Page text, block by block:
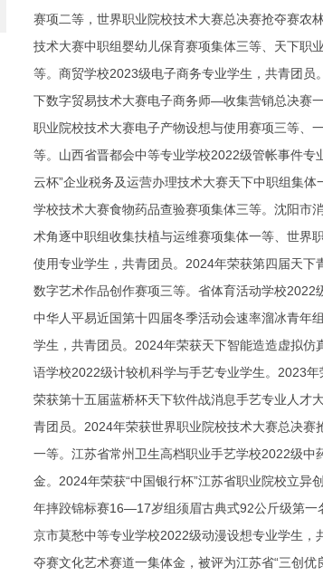
赛项二等，世界职业院校技术大赛总决赛抢夺赛农
技术大赛中职组婴幼儿保育赛项集体三等、天下职
等。商贸学校2023级电子商务专业学生，共青团员
下数字贸易技术大赛电子商务师—收集营销总决赛
职业院校技术大赛电子产物设想与使用赛项三等
等。山西省晋都会中等专业学校2022级管帐事件专
云杯”企业税务及运营办理技术大赛天下中职组集
学校技术大赛食物药品查验赛项集体三等。沈阳市
术角逐中职组收集扶植与运维赛项集体一等、世界
使用专业学生，共青团员。2024年荣获第四届天
数字艺术作品创作赛项三等。省体育活动学校
中华人平易近国第十四届冬季活动会速率溜冰青年
学生，共青团员。2024年荣获天下智能造造虚拟
语学校2022级计较机科学与手艺专业学生。2023
荣获第十五届蓝桥杯天下软件战消息手艺专业人才
青团员。2024年荣获世界职业院校技术大赛总决
一等。江苏省常州卫生高档职业手艺学校2022级中
金。2024年荣获“中国银行杯”江苏省职业院校立
年摔跤锦标赛16—17岁组须眉古典式92公斤级第一
京市莫愁中等专业学校2022级动漫设想专业学生
夺赛文化艺术赛道一集体金，被评为江苏省“三创